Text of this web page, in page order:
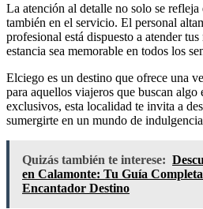
La atención al detalle no solo se refleja
también en el servicio. El personal
profesional está dispuesto a atender
estancia sea memorable en todos los
Elciego es un destino que ofrece una
para aquellos viajeros que buscan algo
exclusivos, esta localidad te invita a
sumergirte en un mundo de
Quizás también te interese:
en Calamonte: Tu Guía
Encantador Destino